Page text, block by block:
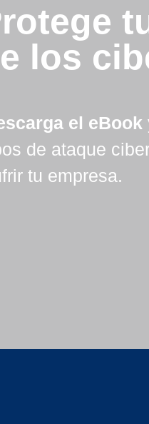
los
el eBook
de ataque
tu empresa.